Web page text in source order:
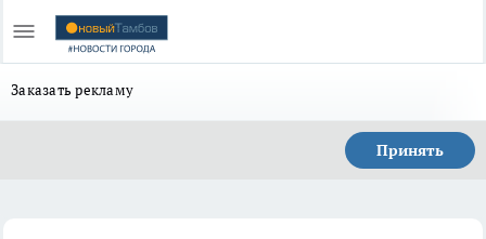
Заказать рекламу
Принять